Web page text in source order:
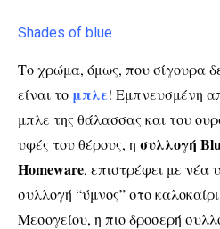
Shades of blue
Το χρώμα, όμως, που σίγουρα
είναι το μπλε! Εμπνευσμένη
μπλε της θάλασσας και του
υφές του θέρους, η συλλογή
Homeware, επιστρέφει με νέα
συλλογή “ύμνος” στο
Μεσογείου, η πιο δροσερή